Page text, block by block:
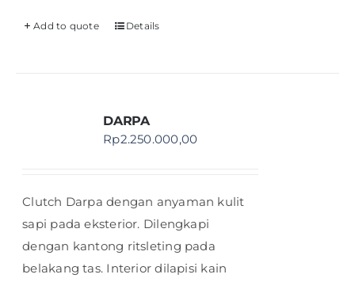
Add to quote Details
DARPA
Rp2.250.000,00
Clutch Darpa dengan anyaman kulit
sapi pada eksterior. Dilengkapi
dengan kantong ritsleting pada
belakang tas. Interior dilapisi kain